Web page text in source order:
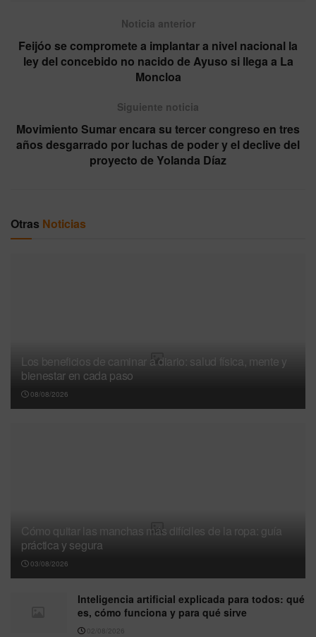
Noticia anterior
Feijóo se compromete a implantar a nivel nacional la
ley del concebido no nacido de Ayuso si llega a La
Moncloa
Siguiente noticia
Movimiento Sumar encara su tercer congreso en tres
años desgarrado por luchas de poder y el declive del
proyecto de Yolanda Díaz
Otras Noticias
Los beneficios de caminar a diario: salud física, mente y
bienestar en cada paso
08/08/2026
Cómo quitar las manchas más difíciles de la ropa: guía
práctica y segura
03/08/2026
Inteligencia artificial explicada para todos: qué
es, cómo funciona y para qué sirve
02/08/2026